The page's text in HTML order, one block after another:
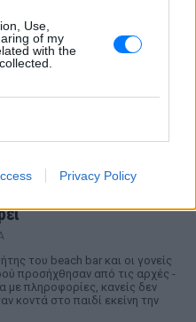
Use,
of my
with the
Privacy Policy
στην Ουκρανία
πισίνα beach bar –
του beach bar και οι γονείς
προσήχθησαν από τις αρχές -
με πληροφορίες, κανείς δεν
κοντά στο παιδί εκείνη την